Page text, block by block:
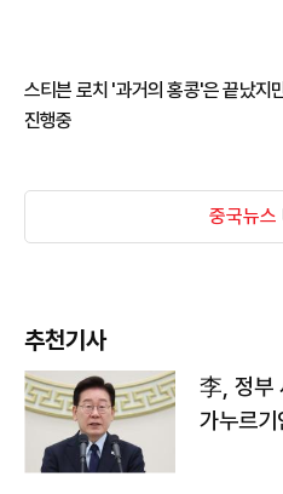
스티븐 로치 '과거의 홍콩'은 끝났지
진행중
중국뉴스
추천기사
李, 정부
가누르기